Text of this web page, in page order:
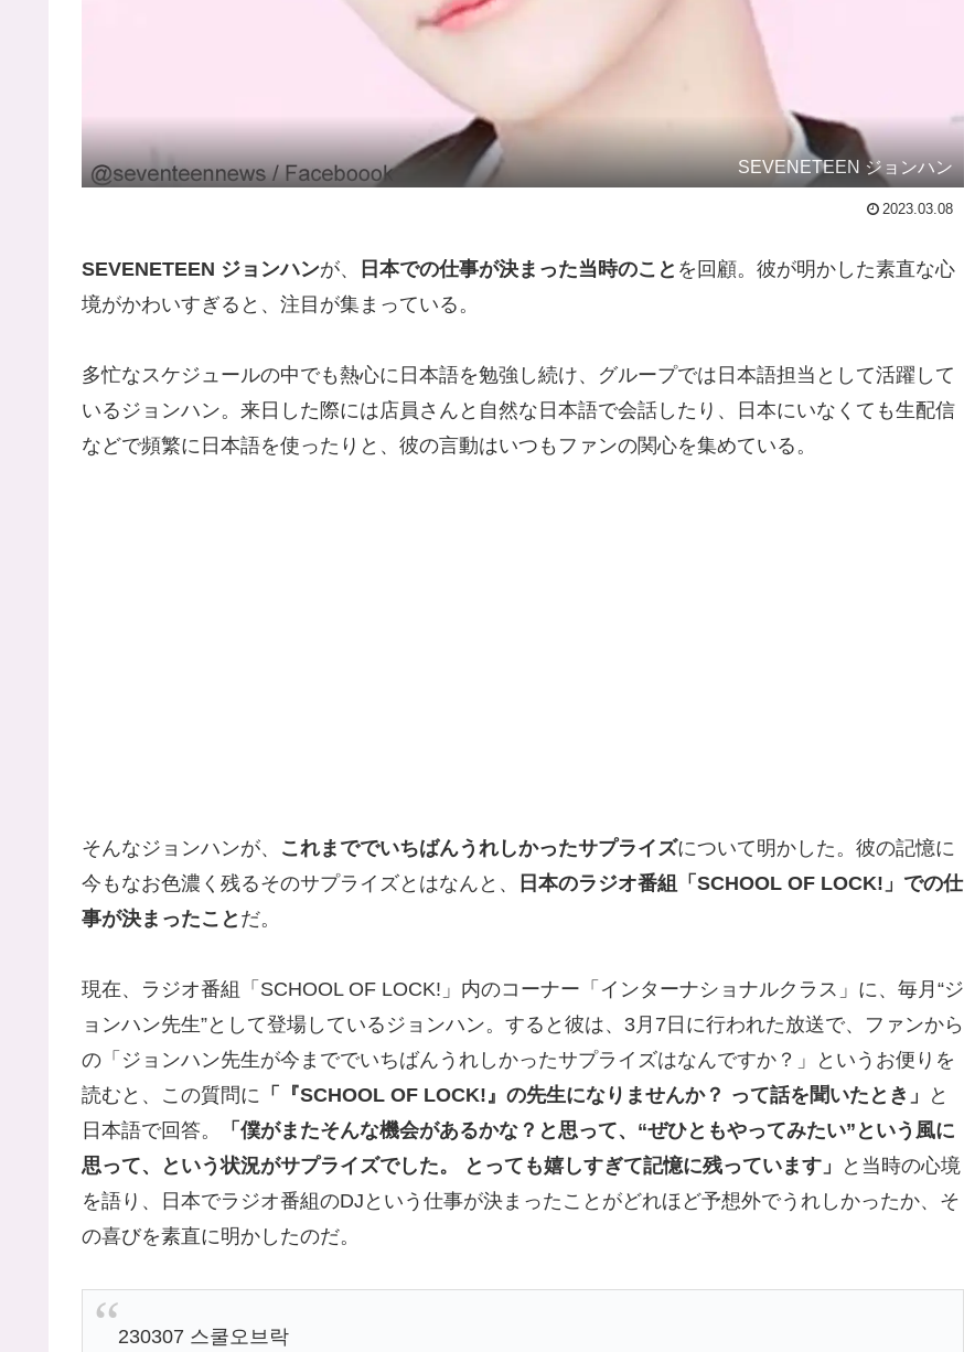
SEVENETEEN ジョンハン
2023.03.08
SEVENETEEN ジョンハンが、 日本での仕事が決まった当時のこと を回顧。彼が明かした素直な心
境がかわいすぎると、注目が集まっている。
多忙なスケジュールの中でも熱心に日本語を勉強し続け、グループでは日本語担当として活躍して
いるジョンハン。来日した際には店員さんと自然な日本語で会話したり、日本にいなくても生配信
などで頻繁に日本語を使ったりと、彼の言動はいつもファンの関心を集めている。
そんなジョンハンが、 これまででいちばんうれしかったサプライズについて明かした。彼の記憶に
今もなお色濃く残るそのサプライズとはなんと、
日本のラジオ番組「SCHOOL OF LOCK!」での仕
事が決まったこと だ。
現在、ラジオ番組「SCHOOL OF LOCK!」内のコーナー「インターナショナルクラス」に、毎月“ジ
ョンハン先生”として登場しているジョンハン。すると彼は、3月7日に行われた放送で、ファンから
の「ジョンハン先生が今まででいちばんうれしかったサプライズはなんですか？」というお便りを
読むと、この質問に 「『SCHOOL OF LOCK!』の先生になりませんか？ って話を聞いたとき」
と
日本語で回答。
「僕がまたそんな機会があるかな？と思って、“ぜひともやってみたい”という風に
思って、という状況がサプライズでした。 とっても嬉しすぎて記憶に残っています」
と当時の心境
を語り、日本でラジオ番組のDJという仕事が決まったことがどれほど予想外でうれしかったか、そ
の喜びを素直に明かしたのだ。
230307 스쿨오브락